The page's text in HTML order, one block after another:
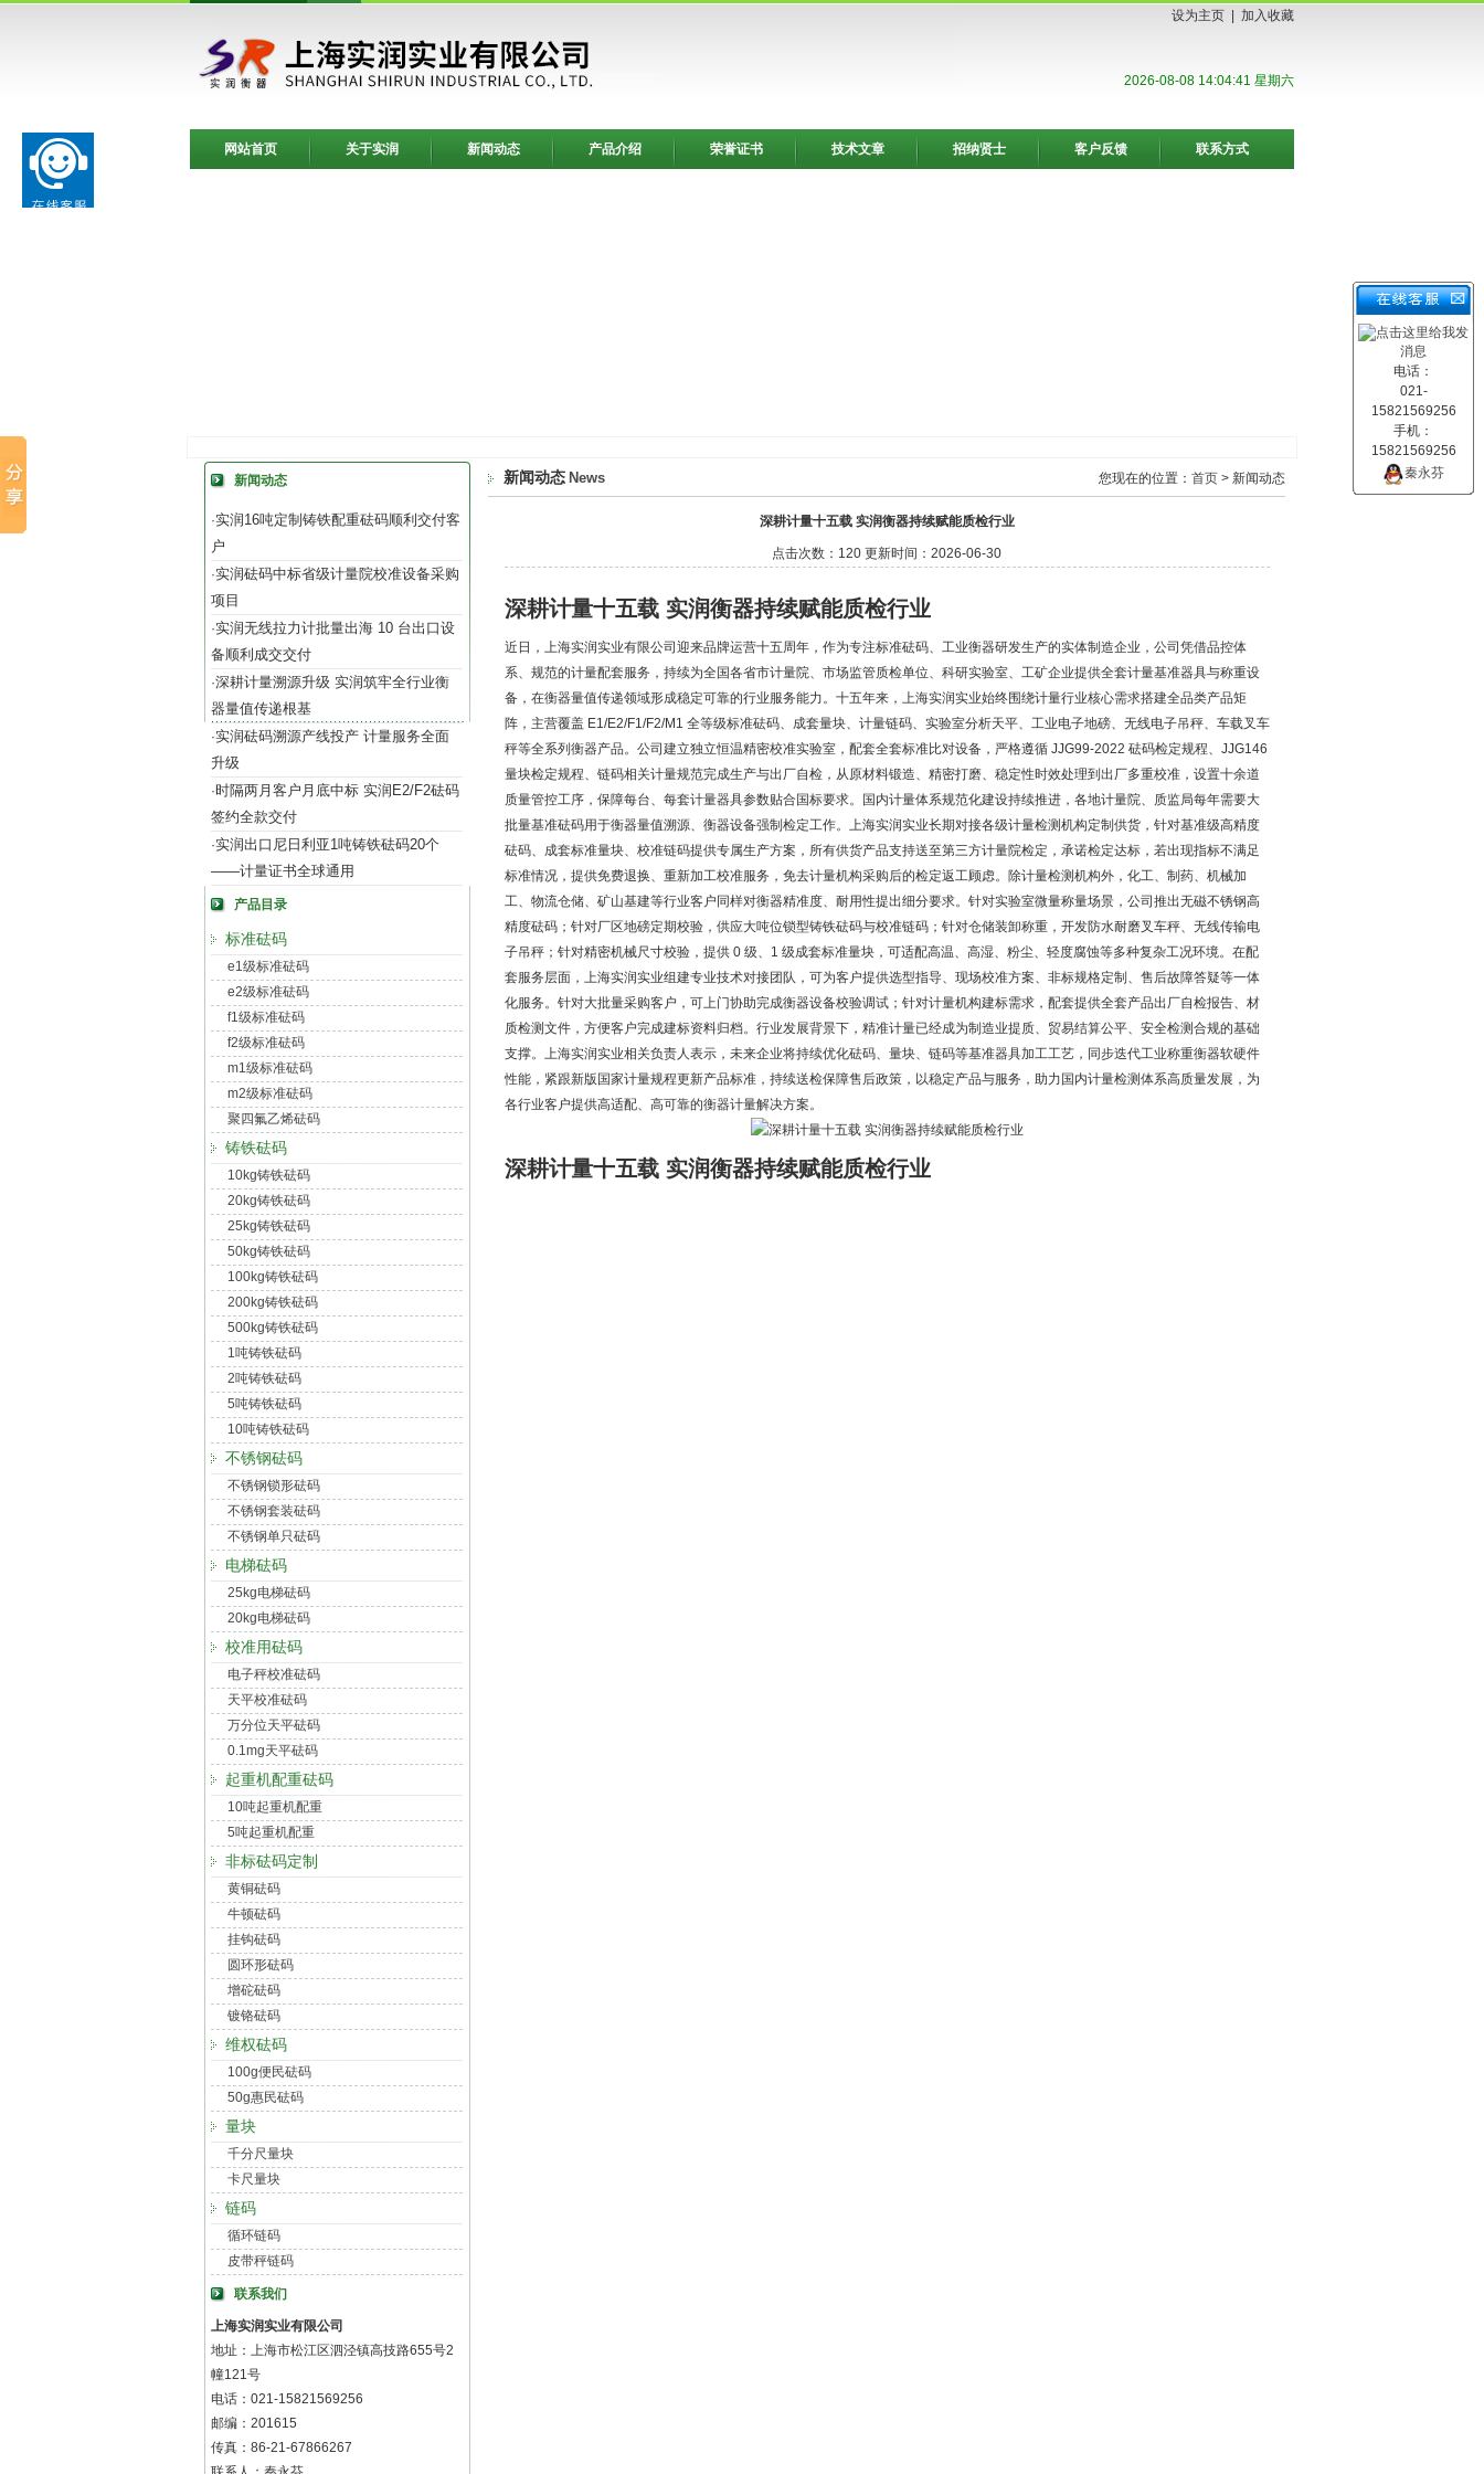
设为主页 加入收藏
2026-08-08 14:04:42 星期六
网站首页 关于实润 新闻动态 产品介绍 荣誉证书 技术文章 招纳贤士 客户反馈 联系方式
新闻动态
·实润16吨定制铸铁配重砝码顺利交付客
户
·实润砝码中标省级计量院校准设备采购
项目
·实润无线拉力计批量出海 10 台出口设
备顺利成交交付
·深耕计量溯源升级 实润筑牢全行业衡
器量值传递根基
·实润砝码溯源产线投产 计量服务全面
升级
·时隔两月客户月底中标 实润E2/F2砝码
签约全款交付
·实润出口尼日利亚1吨铸铁砝码20个
——计量证书全球通用
产品目录
标准砝码
e1级标准砝码
e2级标准砝码
f1级标准砝码
f2级标准砝码
m1级标准砝码
m2级标准砝码
聚四氟乙烯砝码
铸铁砝码
10kg铸铁砝码
20kg铸铁砝码
25kg铸铁砝码
50kg铸铁砝码
100kg铸铁砝码
200kg铸铁砝码
500kg铸铁砝码
1吨铸铁砝码
2吨铸铁砝码
5吨铸铁砝码
10吨铸铁砝码
不锈钢砝码
不锈钢锁形砝码
不锈钢套装砝码
不锈钢单只砝码
电梯砝码
25kg电梯砝码
20kg电梯砝码
校准用砝码
电子秤校准砝码
天平校准砝码
万分位天平砝码
0.1mg天平砝码
起重机配重砝码
10吨起重机配重
5吨起重机配重
非标砝码定制
黄铜砝码
牛顿砝码
挂钩砝码
圆环形砝码
增砣砝码
镀铬砝码
维权砝码
100g便民砝码
50g惠民砝码
量块
千分尺量块
卡尺量块
链码
循环链码
皮带秤链码
联系我们
上海实润实业有限公司
地址：上海市松江区泗泾镇高技路655号2
幢121号
电话：021-15821569256
邮编：201615
传真：86-21-67866267
新闻动态 News 您现在的位置： 首页 > 新闻动态
深耕计量十五载 实润衡器持续赋能质检行业
点击次数：120 更新时间：2026-06-30
深耕计量十五载 实润衡器持续赋能质检行业
近日，上海实润实业有限公司迎来品牌运营十五周年，作为专注标准砝码、工业衡器研发生产的实体制造企业，公司凭借品控体
系、规范的计量配套服务，持续为全国各省市计量院、市场监管质检单位、科研实验室、工矿企业提供全套计量基准器具与称重设
备，在衡器量值传递领域形成稳定可靠的行业服务能力。十五年来，上海实润实业始终围绕计量行业核心需求搭建全品类产品矩
阵，主营覆盖 E1/E2/F1/F2/M1 全等级标准砝码、成套量块、计量链码、实验室分析天平、工业电子地磅、无线电子吊秤、车载叉车
秤等全系列衡器产品。公司建立独立恒温精密校准实验室，配套全套标准比对设备，严格遵循 JJG99-2022 砝码检定规程、JJG146
量块检定规程、链码相关计量规范完成生产与出厂自检，从原材料锻造、精密打磨、稳定性时效处理到出厂多重校准，设置十余道
质量管控工序，保障每台、每套计量器具参数贴合国标要求。国内计量体系规范化建设持续推进，各地计量院、质监局每年需要大
批量基准砝码用于衡器量值溯源、衡器设备强制检定工作。上海实润实业长期对接各级计量检测机构定制供货，针对基准级高精度
砝码、成套标准量块、校准链码提供专属生产方案，所有供货产品支持送至第三方计量院检定，承诺检定达标，若出现指标不满足
标准情况，提供免费退换、重新加工校准服务，免去计量机构采购后的检定返工顾虑。除计量检测机构外，化工、制药、机械加
工、物流仓储、矿山基建等行业客户同样对衡器精准度、耐用性提出细分要求。针对实验室微量称量场景，公司推出无磁不锈钢高
精度砝码；针对厂区地磅定期校验，供应大吨位锁型铸铁砝码与校准链码；针对仓储装卸称重，开发防水耐磨叉车秤、无线传输电
子吊秤；针对精密机械尺寸校验，提供 0 级、1 级成套标准量块，可适配高温、高湿、粉尘、轻度腐蚀等多种复杂工况环境。在配
套服务层面，上海实润实业组建专业技术对接团队，可为客户提供选型指导、现场校准方案、非标规格定制、售后故障答疑等一体
化服务。针对大批量采购客户，可上门协助完成衡器设备校验调试；针对计量机构建标需求，配套提供全套产品出厂自检报告、材
质检测文件，方便客户完成建标资料归档。行业发展背景下，精准计量已经成为制造业提质、贸易结算公平、安全检测合规的基础
支撑。上海实润实业相关负责人表示，未来企业将持续优化砝码、量块、链码等基准器具加工工艺，同步迭代工业称重衡器软硬件
性能，紧跟新版国家计量规程更新产品标准，持续送检保障售后政策，以稳定产品与服务，助力国内计量检测体系高质量发展，为
各行业客户提供高适配、高可靠的衡器计量解决方案。
深耕计量十五载 实润衡器持续赋能质检行业
电话：
021-
15821569256
手机：
15821569256
秦永芬